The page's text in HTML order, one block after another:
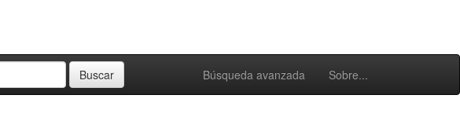
Búsqueda avanzada Sobre...